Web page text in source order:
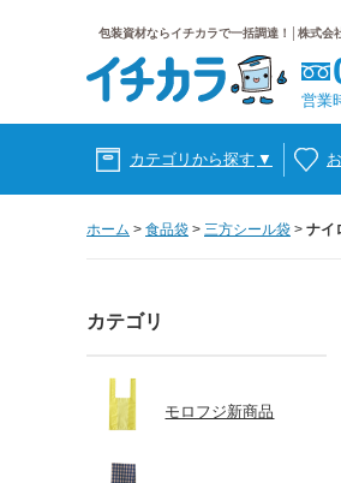
包装資材ならイチカラで一括調達！│株式会
営業
カテゴリから探す ▼
ホーム > 食品袋 > 三方シール袋 > ナイ
カテゴリ
モロフジ新商品